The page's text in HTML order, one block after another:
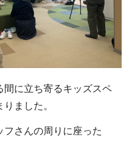
に立ち寄るキッズスペ
ました。
さんの周りに座った